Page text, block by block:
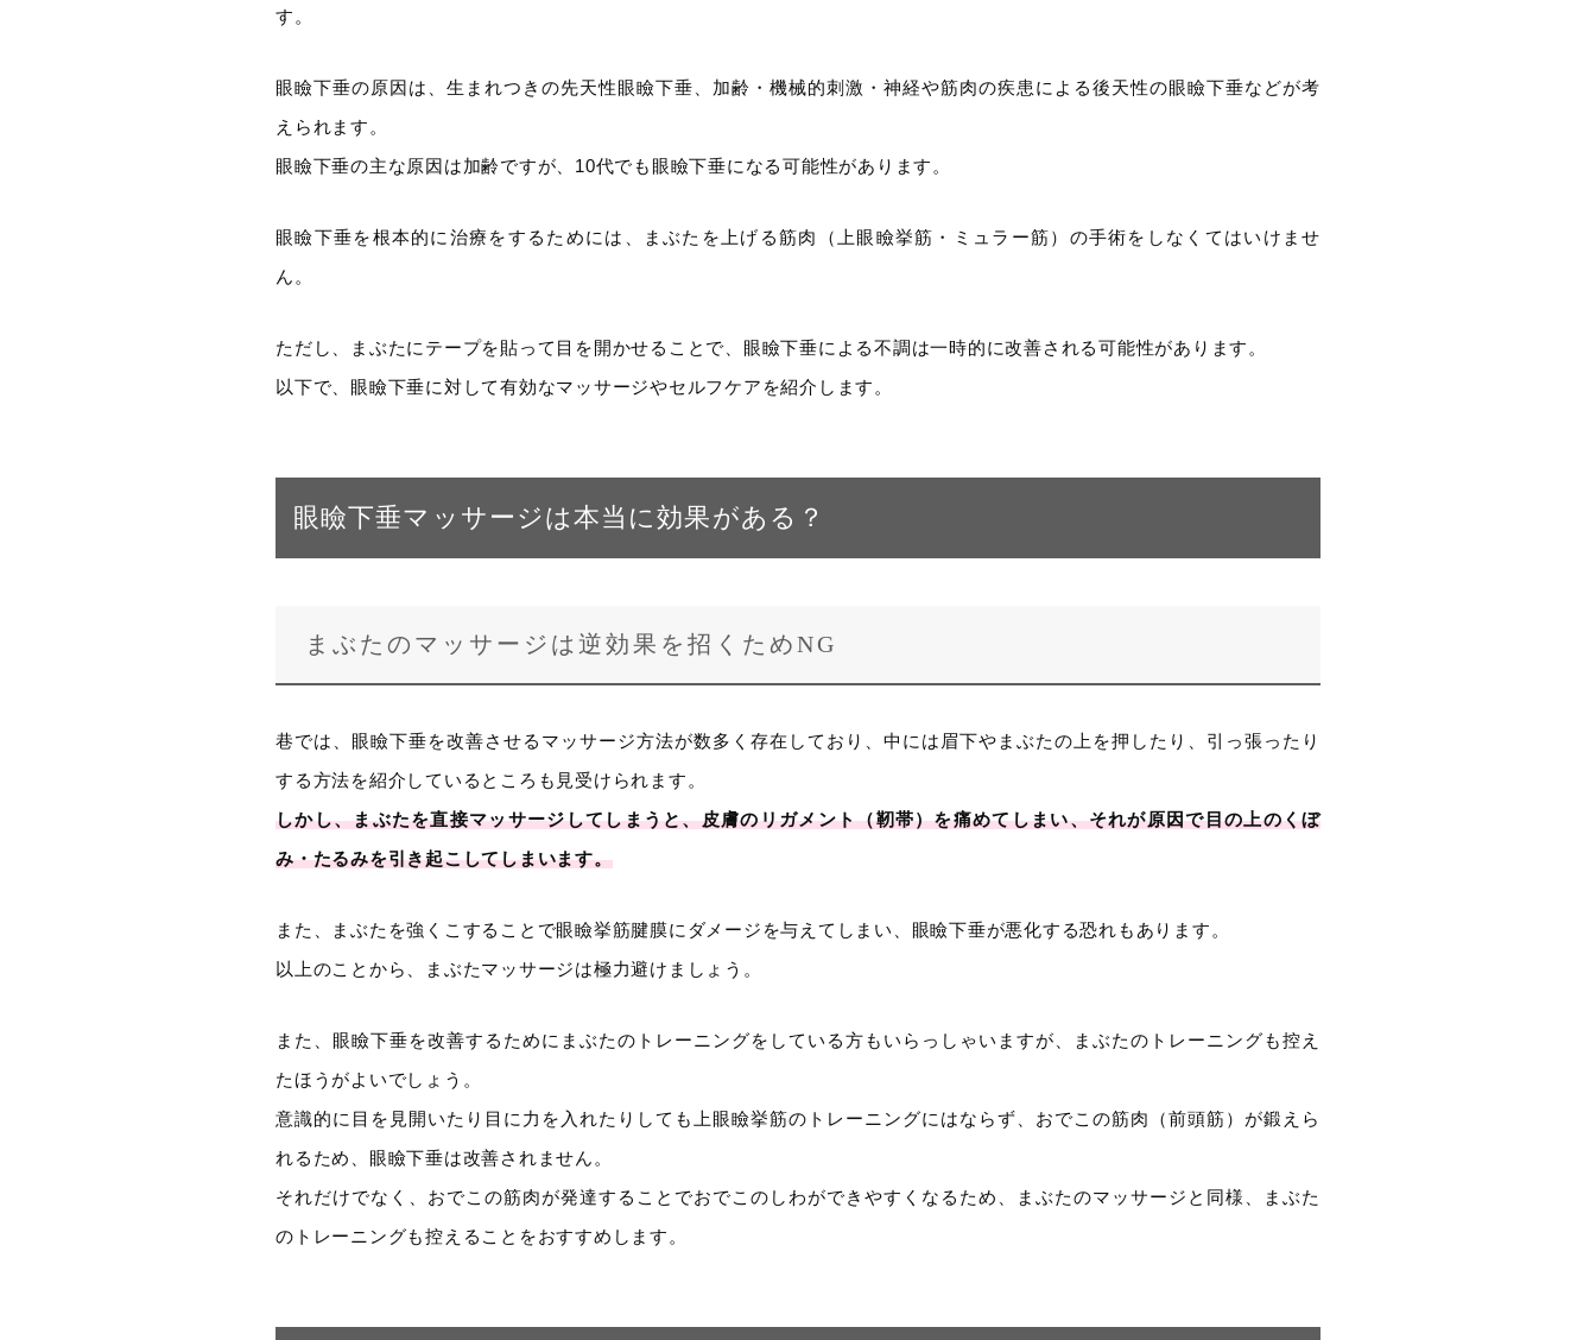
す。
眼瞼下垂の原因は、生まれつきの先天性眼瞼下垂、加齢・機械的刺激・神経や筋肉の疾患による後天性の眼瞼下垂などが考
えられます。
眼瞼下垂の主な原因は加齢ですが、10代でも眼瞼下垂になる可能性があります。
眼瞼下垂を根本的に治療をするためには、まぶたを上げる筋肉（上眼瞼挙筋・ミュラー筋）の手術をしなくてはいけませ
ん。
ただし、まぶたにテープを貼って目を開かせることで、眼瞼下垂による不調は一時的に改善される可能性があります。
以下で、眼瞼下垂に対して有効なマッサージやセルフケアを紹介します。
眼瞼下垂マッサージは本当に効果がある？
まぶたのマッサージは逆効果を招くためNG
巷では、眼瞼下垂を改善させるマッサージ方法が数多く存在しており、中には眉下やまぶたの上を押したり、引っ張ったり
する方法を紹介しているところも見受けられます。
しかし、まぶたを直接マッサージしてしまうと、皮膚のリガメント（靭帯）を痛めてしまい、それが原因で目の上のくぼ
み・たるみを引き起こしてしまいます。
また、まぶたを強くこすることで眼瞼挙筋腱膜にダメージを与えてしまい、眼瞼下垂が悪化する恐れもあります。
以上のことから、まぶたマッサージは極力避けましょう。
また、眼瞼下垂を改善するためにまぶたのトレーニングをしている方もいらっしゃいますが、まぶたのトレーニングも控え
たほうがよいでしょう。
意識的に目を見開いたり目に力を入れたりしても上眼瞼挙筋のトレーニングにはならず、おでこの筋肉（前頭筋）が鍛えら
れるため、眼瞼下垂は改善されません。
それだけでなく、おでこの筋肉が発達することでおでこのしわができやすくなるため、まぶたのマッサージと同様、まぶた
のトレーニングも控えることをおすすめします。